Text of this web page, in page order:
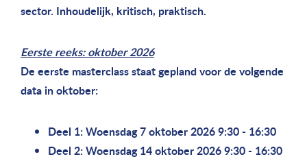
sector. Inhoudelijk, kritisch, praktisch.
Eerste reeks: oktober 2026
De eerste masterclass staat gepland voor de volgende
data in oktober:
Deel 1: Woensdag 7 oktober 2026 9:30 - 16:30
Deel 2: Woensdag 14 oktober 2026 9:30 - 16:30